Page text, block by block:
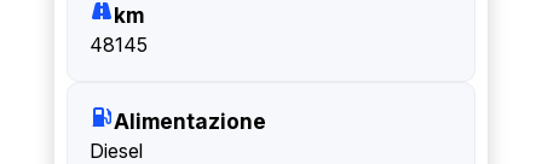
km
48145
Alimentazione
Diesel